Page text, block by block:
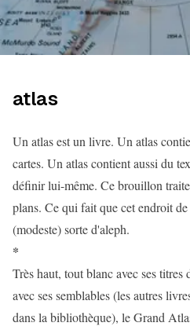
atlas
Un atlas est un livre. Un atlas
cartes. Un atlas contient aussi du
définir lui-même. Ce brouillon
plans. Ce qui fait que cet endroit
(modeste) sorte d'aleph.
*
Très haut, tout blanc avec ses
avec ses semblables (les autres
dans la bibliothèque), le Grand